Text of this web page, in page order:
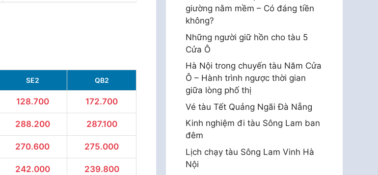
SE2 QB2
128.700 172.700
288.200 287.100
270.600 275.000
242.000 239.800
giường nằm mềm – Có đáng tiền
không?
Những người giữ hồn cho tàu 5
Cửa Ô
Hà Nội trong chuyến tàu Năm Cửa
Ô – Hành trình ngược thời gian
giữa lòng phố thị
Vé tàu Tết Quảng Ngãi Đà Nẵng
Kinh nghiệm đi tàu Sông Lam ban
đêm
Lịch chạy tàu Sông Lam Vinh Hà
Nội